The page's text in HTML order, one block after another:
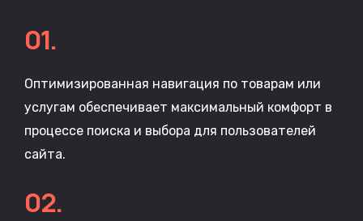
01.
Оптимизированная навигация по товарам или
услугам обеспечивает максимальный комфорт в
процессе поиска и выбора для пользователей
сайта.
02.